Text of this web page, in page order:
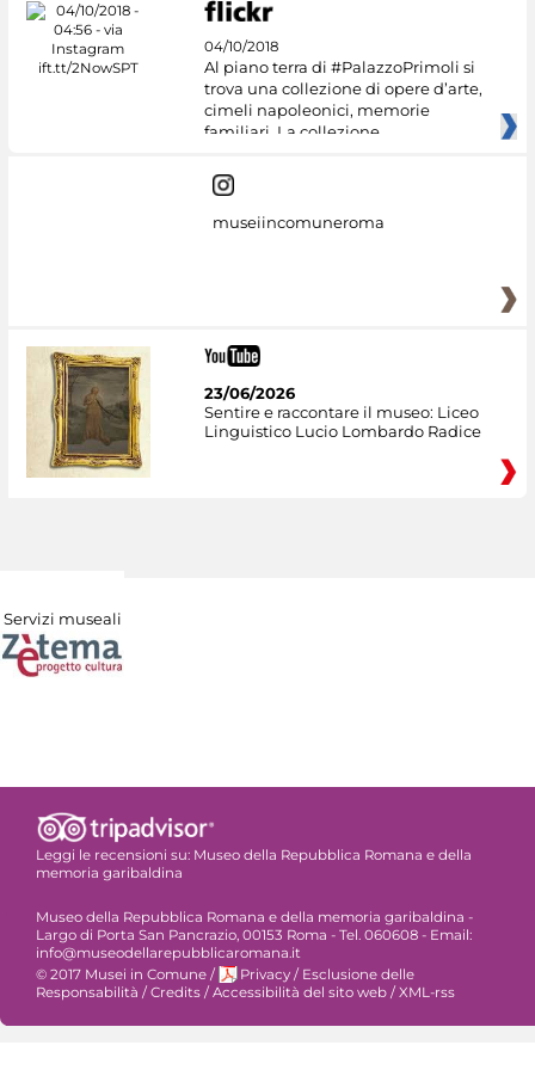
04/10/2018
Al piano terra di #PalazzoPrimoli si
trova una collezione di opere d’arte,
cimeli napoleonici, memorie
familiari. La collezione
museiincomuneroma
23/06/2026
Sentire e raccontare il museo: Liceo
Linguistico Lucio Lombardo Radice
Servizi museali
Leggi le recensioni su: Museo della Repubblica Romana e della
memoria garibaldina
Museo della Repubblica Romana e della memoria garibaldina -
Largo di Porta San Pancrazio, 00153 Roma - Tel. 060608 - Email:
info@museodellarepubblicaromana.it
© 2017 Musei in Comune / Privacy / Esclusione delle
Responsabilità / Credits / Accessibilità del sito web / XML-rss